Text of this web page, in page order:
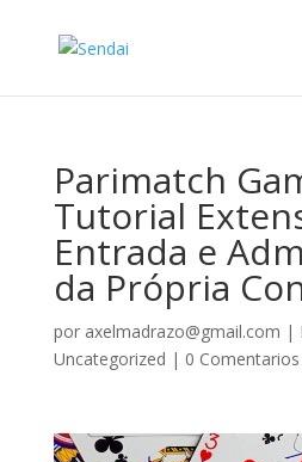
Parimatch
Tutorial
Entrada e
da Própria
por axelmadrazo@gmail.com |
Uncategorized | 0 Comentarios